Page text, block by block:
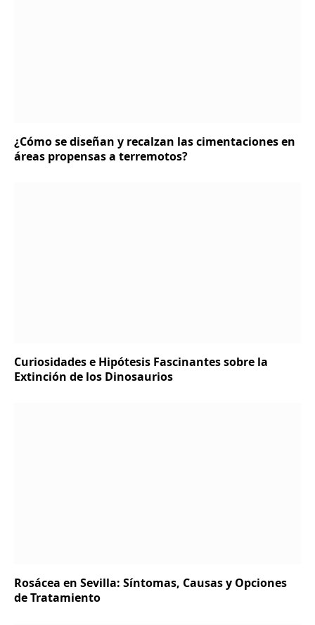
¿Cómo se diseñan y recalzan las cimentaciones en
áreas propensas a terremotos?
Curiosidades e Hipótesis Fascinantes sobre la
Extinción de los Dinosaurios
Rosácea en Sevilla: Síntomas, Causas y Opciones
de Tratamiento